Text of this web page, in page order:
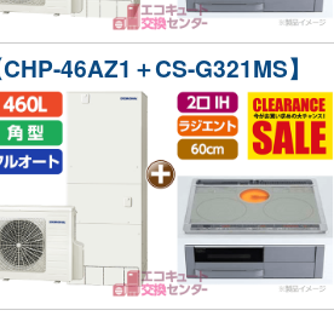
CHP-46AZ1＋CS-G321MS】